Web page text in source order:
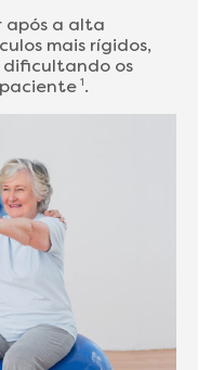
após a alta
mais rígidos,
dificultando os
1.